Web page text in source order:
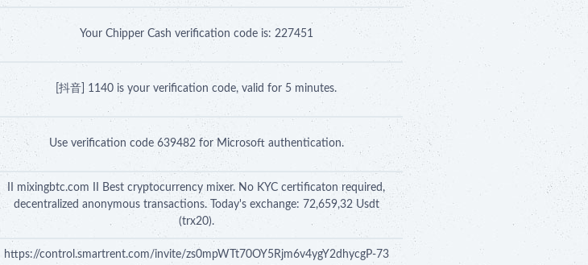
Your Chipper Cash verification code is: 227451
[抖音] 1140 is your verification code, valid for 5 minutes.
Use verification code 639482 for Microsoft authentication.
II mixingbtc.com II Best cryptocurrency mixer. No KYC certificaton required,
decentralized anonymous transactions. Today's exchange: 72,659,32 Usdt
(trx20).
https://control.smartrent.com/invite/zs0mpWTt70OY5Rjm6v4ygY2dhycgP-73